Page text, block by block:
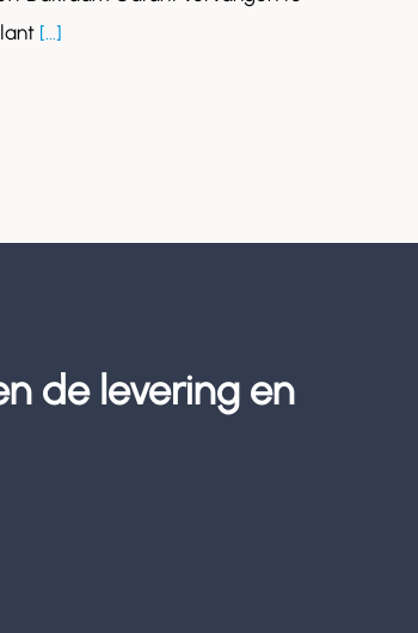
[...]
de levering en